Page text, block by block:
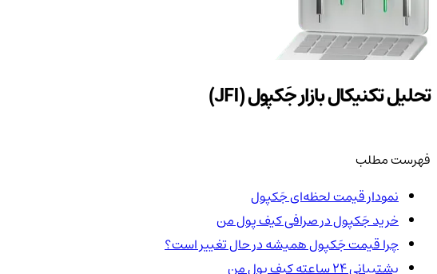
تحلیل تکنیکال بازار جَکپول (JFI)
فهرست مطلب
نمودار قیمت لحظه‌ای جَکپول
خرید جَکپول در صرافی کیف پول من
چرا قیمت جَکپول همیشه در حال تغییر است؟
پشتیبانی ۲۴ ساعته کیف پول من